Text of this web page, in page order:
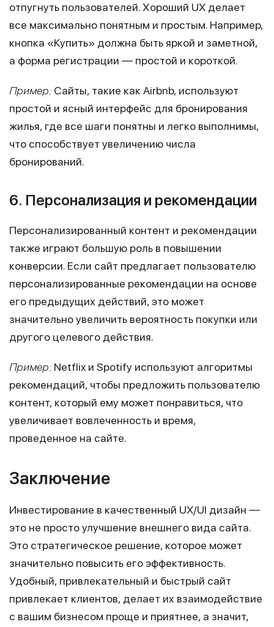
отпугнуть пользователей. Хороший UX делает
все максимально понятным и простым. Например,
кнопка «Купить» должна быть яркой и заметной,
а форма регистрации — простой и короткой.
Пример: Сайты, такие как Airbnb, используют
простой и ясный интерфейс для бронирования
жилья, где все шаги понятны и легко выполнимы,
что способствует увеличению числа
бронирований.
6. Персонализация и рекомендации
Персонализированный контент и рекомендации
также играют большую роль в повышении
конверсии. Если сайт предлагает пользователю
персонализированные рекомендации на основе
его предыдущих действий, это может
значительно увеличить вероятность покупки или
другого целевого действия.
Пример: Netflix и Spotify используют алгоритмы
рекомендаций, чтобы предложить пользователю
контент, который ему может понравиться, что
увеличивает вовлеченность и время,
проведенное на сайте.
Заключение
Инвестирование в качественный UX/UI дизайн —
это не просто улучшение внешнего вида сайта.
Это стратегическое решение, которое может
значительно повысить его эффективность.
Удобный, привлекательный и быстрый сайт
привлекает клиентов, делает их взаимодействие
с вашим бизнесом проще и приятнее, а значит,